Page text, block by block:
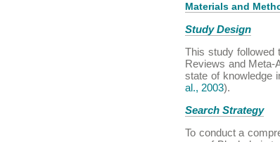
Materials and
Study Design
This study followed
Reviews and
state of knowledge
al., 2003).
Search Strategy
To conduct a